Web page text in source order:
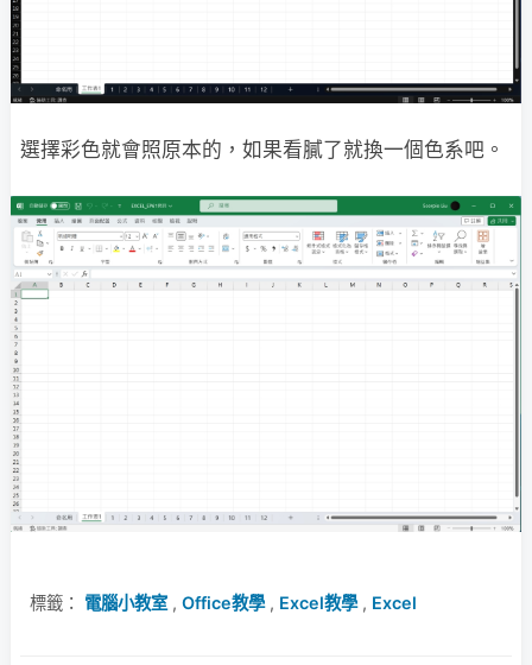
選擇彩色就會照原本的，如果看膩了就換一個色系吧。
標籤： 電腦小教室 , Office教學, Excel教學, Excel